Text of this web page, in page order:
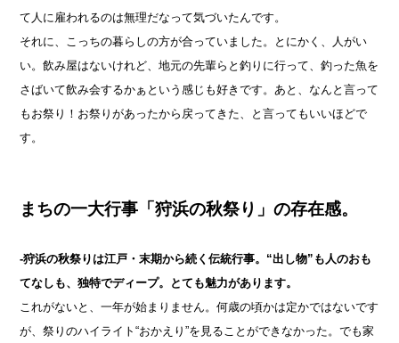
て人に雇われるのは無理だなって気づいたんです。
それに、こっちの暮らしの方が合っていました。とにかく、人がい
い。飲み屋はないけれど、地元の先輩らと釣りに行って、釣った魚を
さばいて飲み会するかぁという感じも好きです。あと、なんと言って
もお祭り！お祭りがあったから戻ってきた、と言ってもいいほどで
す。
まちの一大行事「狩浜の秋祭り」の存在感。
-狩浜の秋祭りは江戸・末期から続く伝統行事。“出し物”も人のおも
てなしも、独特でディープ。とても魅力があります。
これがないと、一年が始まりません。何歳の頃かは定かではないです
が、祭りのハイライト“おかえり”を見ることができなかった。でも家